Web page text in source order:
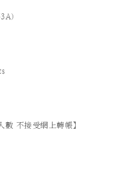
）
不接受網上轉帳】